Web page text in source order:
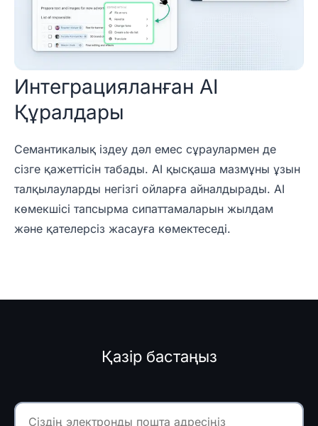
Интеграцияланған AI
Құралдары
Семантикалық іздеу дәл емес сұраулармен де
сізге қажеттісін табады. AI қысқаша мазмұны ұзын
талқылауларды негізгі ойларға айналдырады. AI
көмекшісі тапсырма сипаттамаларын жылдам
және қателерсіз жасауға көмектеседі.
Қазір бастаңыз